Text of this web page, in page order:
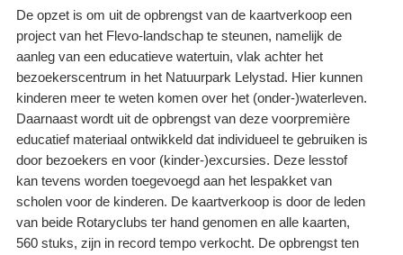
De opzet is om uit de opbrengst van de kaartverkoop een
project van het Flevo-landschap te steunen, namelijk de
aanleg van een educatieve watertuin, vlak achter het
bezoekerscentrum in het Natuurpark Lelystad. Hier kunnen
kinderen meer te weten komen over het (onder-)waterleven.
Daarnaast wordt uit de opbrengst van deze voorpremière
educatief materiaal ontwikkeld dat individueel te gebruiken is
door bezoekers en voor (kinder-)excursies. Deze lesstof
kan tevens worden toegevoegd aan het lespakket van
scholen voor de kinderen. De kaartverkoop is door de leden
van beide Rotaryclubs ter hand genomen en alle kaarten,
560 stuks, zijn in record tempo verkocht. De opbrengst ten